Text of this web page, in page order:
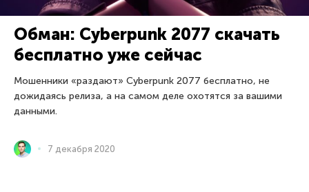
Обман: Cyberpunk 2077 скачать
бесплатно уже сейчас
Мошенники «раздают» Cyberpunk 2077 бесплатно, не
дожидаясь релиза, а на самом деле охотятся за вашими
данными.
7 декабря 2020